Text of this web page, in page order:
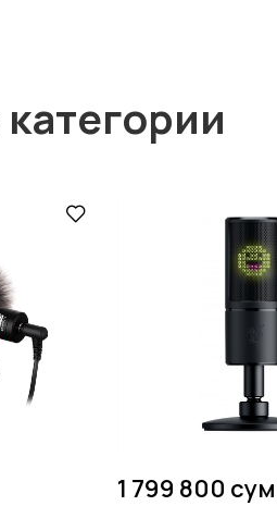
1 799 800 сум